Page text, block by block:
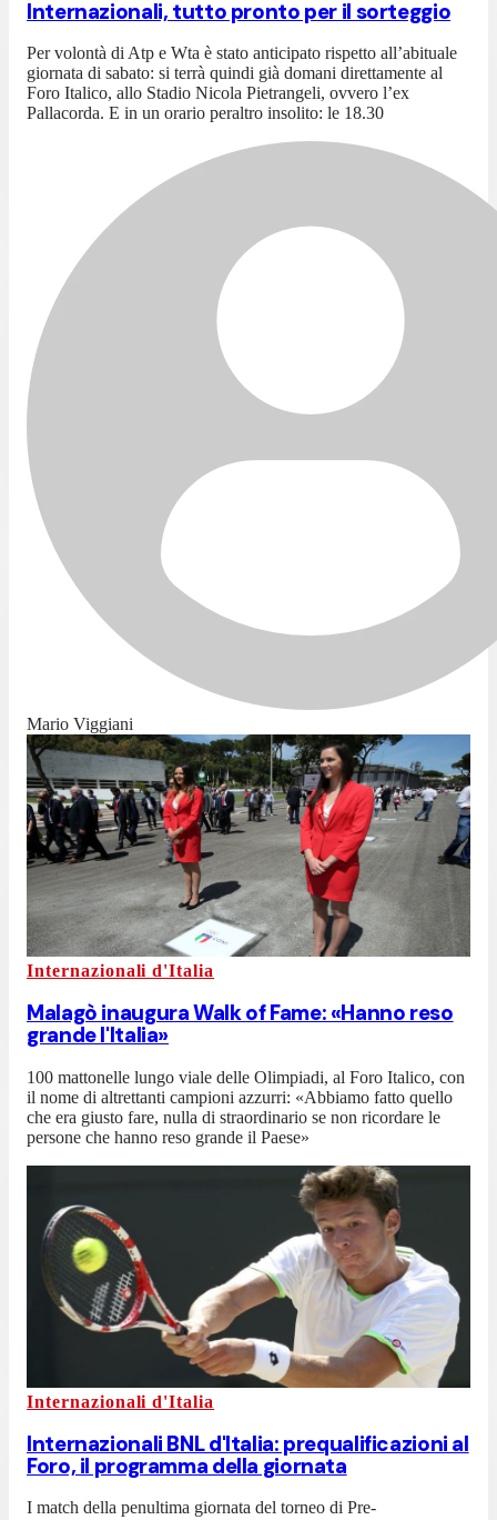
Internazionali, tutto pronto per il sorteggio
Per volontà di Atp e Wta è stato anticipato rispetto all’abituale
giornata di sabato: si terrà quindi già domani direttamente al
Foro Italico, allo Stadio Nicola Pietrangeli, ovvero l’ex
Pallacorda. E in un orario peraltro insolito: le 18.30
Mario Viggiani
Internazionali d'Italia
Malagò inaugura Walk of Fame: «Hanno reso
grande l'Italia»
100 mattonelle lungo viale delle Olimpiadi, al Foro Italico, con
il nome di altrettanti campioni azzurri: «Abbiamo fatto quello
che era giusto fare, nulla di straordinario se non ricordare le
persone che hanno reso grande il Paese»
Internazionali d'Italia
Internazionali BNL d'Italia: prequalificazioni al
Foro, il programma della giornata
I match della penultima giornata del torneo di Pre-